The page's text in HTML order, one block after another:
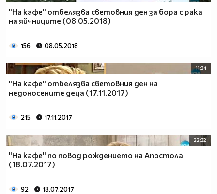
"На кафе" отбелязва световния ден за бора с рака
на яйчниците (08.05.2018)
156 08.05.2018
11:34
"На кафе" отбелязва световния ден на
недоносените деца (17.11.2017)
215 17.11.2017
22:32
"На кафе" по повод рождението на Апостола
(18.07.2017)
92 18.07.2017